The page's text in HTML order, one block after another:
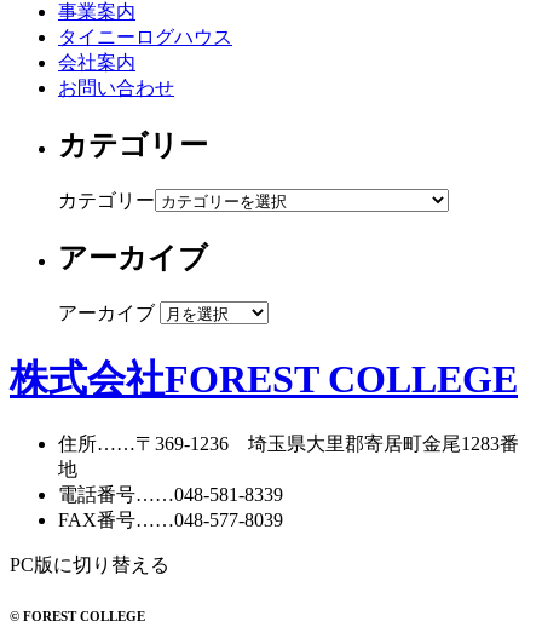
事業案内
タイニーログハウス
会社案内
お問い合わせ
カテゴリー
カテゴリー
アーカイブ
アーカイブ
株式会社FOREST COLLEGE
住所……〒369-1236 埼玉県大里郡寄居町金尾1283番
地
電話番号……048-581-8339
FAX番号……048-577-8039
PC版に切り替える
© FOREST COLLEGE